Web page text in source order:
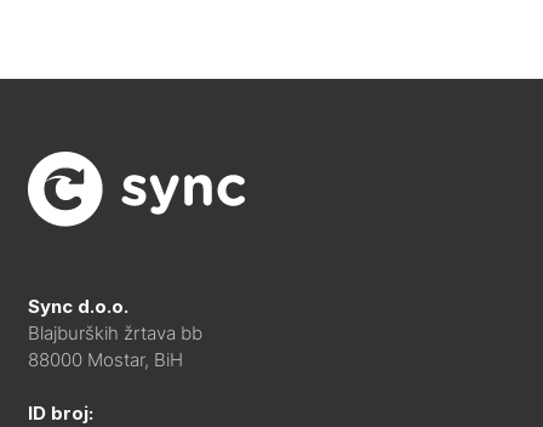
Sync d.o.o.
Blajburških žrtava bb
88000 Mostar, BiH
ID broj: